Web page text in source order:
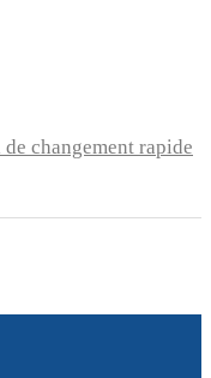
de changement rapide